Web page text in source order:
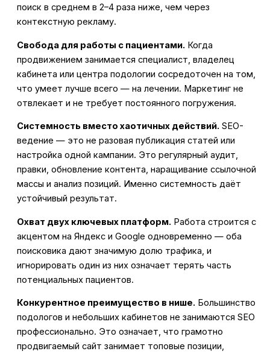
поиск в среднем в 2–4 раза ниже, чем через
контекстную рекламу.
Свобода для работы с пациентами. Когда
продвижением занимается специалист, владелец
кабинета или центра подологии сосредоточен на том,
что умеет лучше всего — на лечении. Маркетинг не
отвлекает и не требует постоянного погружения.
Системность вместо хаотичных действий. SEO-
ведение — это не разовая публикация статей или
настройка одной кампании. Это регулярный аудит,
правки, обновление контента, наращивание ссылочной
массы и анализ позиций. Именно системность даёт
устойчивый результат.
Охват двух ключевых платформ. Работа строится с
акцентом на Яндекс и Google одновременно — оба
поисковика дают значимую долю трафика, и
игнорировать один из них означает терять часть
потенциальных пациентов.
Конкурентное преимущество в нише. Большинство
подологов и небольших кабинетов не занимаются SEO
профессионально. Это означает, что грамотно
продвигаемый сайт занимает топовые позиции,